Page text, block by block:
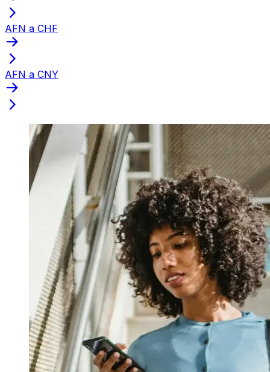
AFN a CHF
AFN a CNY